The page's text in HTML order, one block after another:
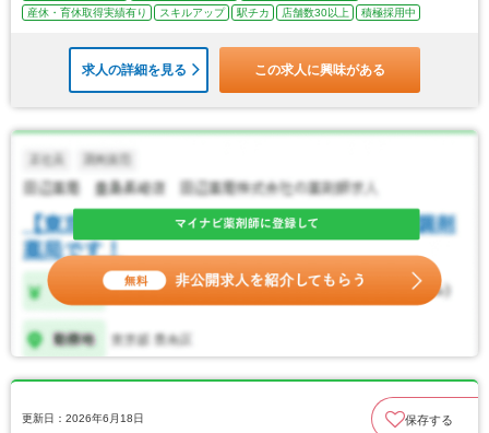
産休・育休取得実績有り
スキルアップ 駅チカ 店舗数30以上 積極採用中
求人の詳細を見る この求人に興味がある
更新日：2026年6月18日 保存する